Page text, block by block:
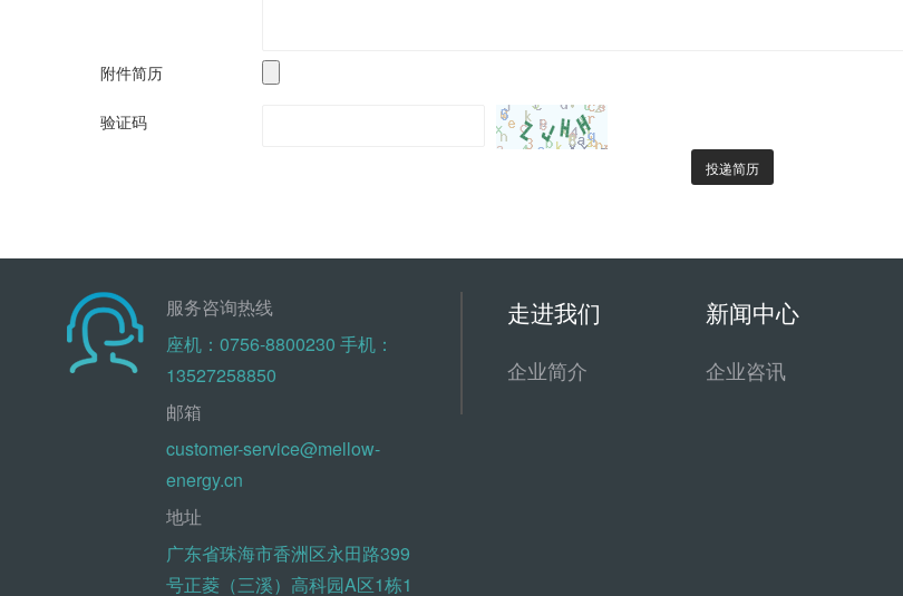
附件简历
验证码
投递简历
服务咨询热线
座机：0756-8800230 手机：
13527258850
邮箱
customer-service@mellow-
energy.cn
地址
广东省珠海市香洲区永田路399
号正菱（三溪）高科园A区1栋1
走进我们
企业简介
新闻中心
企业咨讯